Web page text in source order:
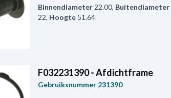
Binnendiameter 22.00, Buitendiameter
22, Hoogte 51.64
F032231390 - Afdichtframe
Gebruiksnummer 231390